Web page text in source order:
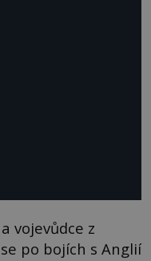
vojevůdce z
po bojích s Anglií